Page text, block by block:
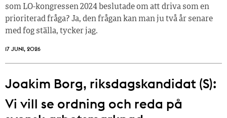
som LO-kongressen 2024 beslutade om att driva som en
prioriterad fråga? Ja, den frågan kan man ju två år senare
med fog ställa, tycker jag.
17 JUNI, 2026
Joakim Borg, riksdagskandidat (S):
Vi vill se ordning och reda på